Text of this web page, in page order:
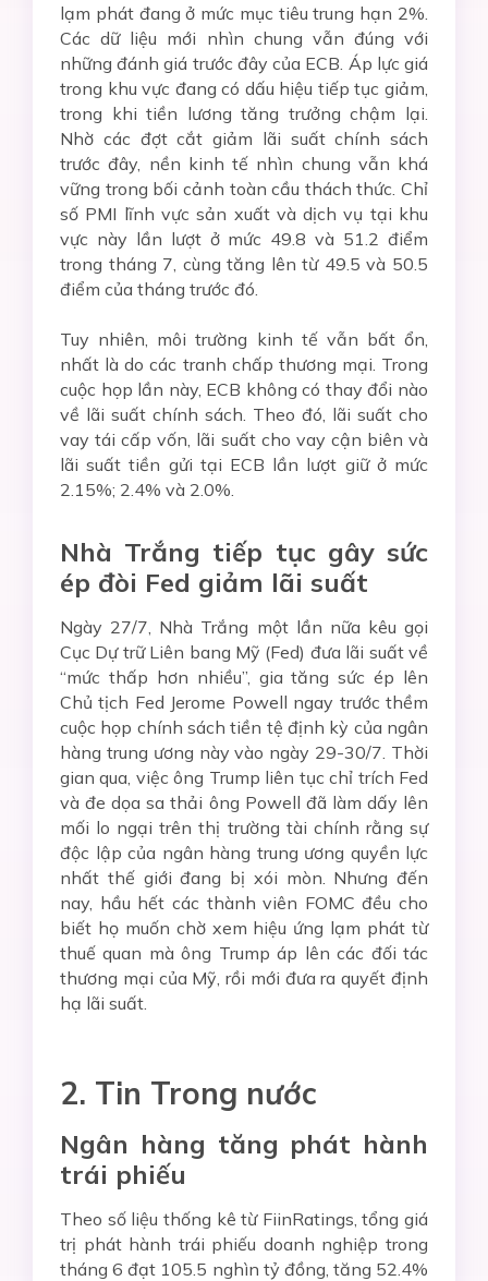
lạm phát đang ở mức mục tiêu trung hạn 2%.
Các dữ liệu mới nhìn chung vẫn đúng với
những đánh giá trước đây của ECB. Áp lực giá
trong khu vực đang có dấu hiệu tiếp tục giảm,
trong khi tiền lương tăng trưởng chậm lại.
Nhờ các đợt cắt giảm lãi suất chính sách
trước đây, nền kinh tế nhìn chung vẫn khá
vững trong bối cảnh toàn cầu thách thức. Chỉ
số PMI lĩnh vực sản xuất và dịch vụ tại khu
vực này lần lượt ở mức 49.8 và 51.2 điểm
trong tháng 7, cùng tăng lên từ 49.5 và 50.5
điểm của tháng trước đó.
Tuy nhiên, môi trường kinh tế vẫn bất ổn,
nhất là do các tranh chấp thương mại. Trong
cuộc họp lần này, ECB không có thay đổi nào
về lãi suất chính sách. Theo đó, lãi suất cho
vay tái cấp vốn, lãi suất cho vay cận biên và
lãi suất tiền gửi tại ECB lần lượt giữ ở mức
2.15%; 2.4% và 2.0%.
Nhà Trắng tiếp tục gây sức
ép đòi Fed giảm lãi suất
Ngày 27/7, Nhà Trắng một lần nữa kêu gọi
Cục Dự trữ Liên bang Mỹ (Fed) đưa lãi suất về
“mức thấp hơn nhiều”, gia tăng sức ép lên
Chủ tịch Fed Jerome Powell ngay trước thềm
cuộc họp chính sách tiền tệ định kỳ của ngân
hàng trung ương này vào ngày 29-30/7. Thời
gian qua, việc ông Trump liên tục chỉ trích Fed
và đe dọa sa thải ông Powell đã làm dấy lên
mối lo ngại trên thị trường tài chính rằng sự
độc lập của ngân hàng trung ương quyền lực
nhất thế giới đang bị xói mòn. Nhưng đến
nay, hầu hết các thành viên FOMC đều cho
biết họ muốn chờ xem hiệu ứng lạm phát từ
thuế quan mà ông Trump áp lên các đối tác
thương mại của Mỹ, rồi mới đưa ra quyết định
hạ lãi suất.
2. Tin Trong nước
Ngân hàng tăng phát hành
trái phiếu
Theo số liệu thống kê từ FiinRatings, tổng giá
trị phát hành trái phiếu doanh nghiệp trong
tháng 6 đạt 105.5 nghìn tỷ đồng, tăng 52.4%